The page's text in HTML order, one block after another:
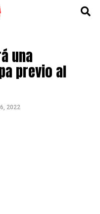
una
previo al
2022